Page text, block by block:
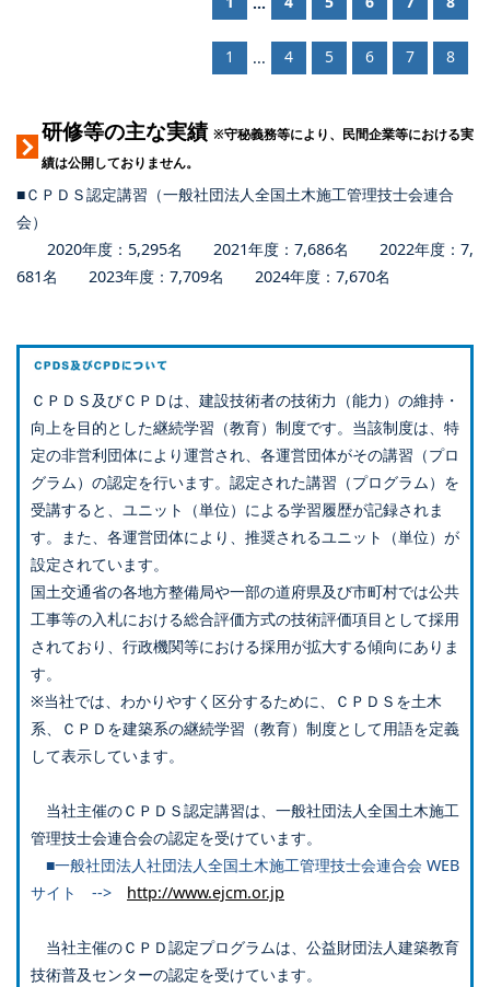
1 ... 4 5 6 7 8
研修等の主な実績 ※守秘義務等により、民間企業等における実
績は公開しておりません。
■ＣＰＤＳ認定講習（一般社団法人全国土木施工管理技士会連合
会）
2020年度：5,295名 2021年度：7,686名 2022年度：7,
681名 2023年度：7,709名 2024年度：7,670名
ＣＰＤＳ及びＣＰＤは、建設技術者の技術力（能力）の維持・
向上を目的とした継続学習（教育）制度です。当該制度は、特
定の非営利団体により運営され、各運営団体がその講習（プロ
グラム）の認定を行います。認定された講習（プログラム）を
受講すると、ユニット（単位）による学習履歴が記録されま
す。また、各運営団体により、推奨されるユニット（単位）が
設定されています。
国土交通省の各地方整備局や一部の道府県及び市町村では公共
工事等の入札における総合評価方式の技術評価項目として採用
されており、行政機関等における採用が拡大する傾向にありま
す。
※当社では、わかりやすく区分するために、ＣＰＤＳを土木
系、ＣＰＤを建築系の継続学習（教育）制度として用語を定義
して表示しています。
当社主催のＣＰＤＳ認定講習は、一般社団法人全国土木施工
管理技士会連合会の認定を受けています。
■一般社団法人社団法人全国土木施工管理技士会連合会 WEB
サイト --> http://www.ejcm.or.jp
当社主催のＣＰＤ認定プログラムは、公益財団法人建築教育
技術普及センターの認定を受けています。